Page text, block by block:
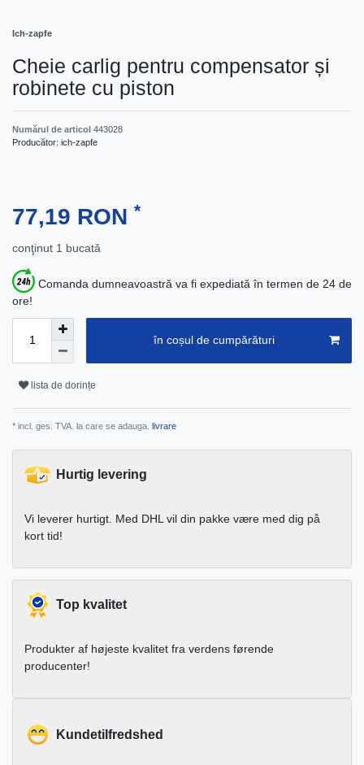
Ich-zapfe
Cheie carlig pentru compensator și
robinete cu piston
Numărul de articol 443028
Producător: ich-zapfe
77,19 RON *
conţinut 1 bucată
Comanda dumneavoastră va fi expediată în termen de 24 de
ore!
în coșul de cumpărături
lista de dorințe
* incl. ges. TVA. la care se adauga. livrare
Hurtig levering
Vi leverer hurtigt. Med DHL vil din pakke være med dig på
kort tid!
Top kvalitet
Produkter af højeste kvalitet fra verdens førende
producenter!
Kundetilfredshed